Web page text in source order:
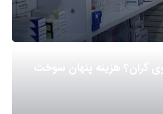
گران؟ هزینه پنهان سوخت